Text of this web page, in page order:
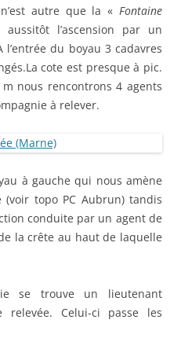
autre que la « Fontaine
aussitôt l’ascension par un
l’entrée du boyau 3 cadavres
cote est presque à pic.
nous rencontrons 4 agents
à relever.
à gauche qui nous amène
topo PC Aubrun) tandis
conduite par un agent de
la crête au haut de laquelle
se trouve un lieutenant
relevée. Celui-ci passe les